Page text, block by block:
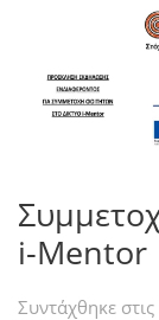
i-Mentor
Συντάχθηκε στις